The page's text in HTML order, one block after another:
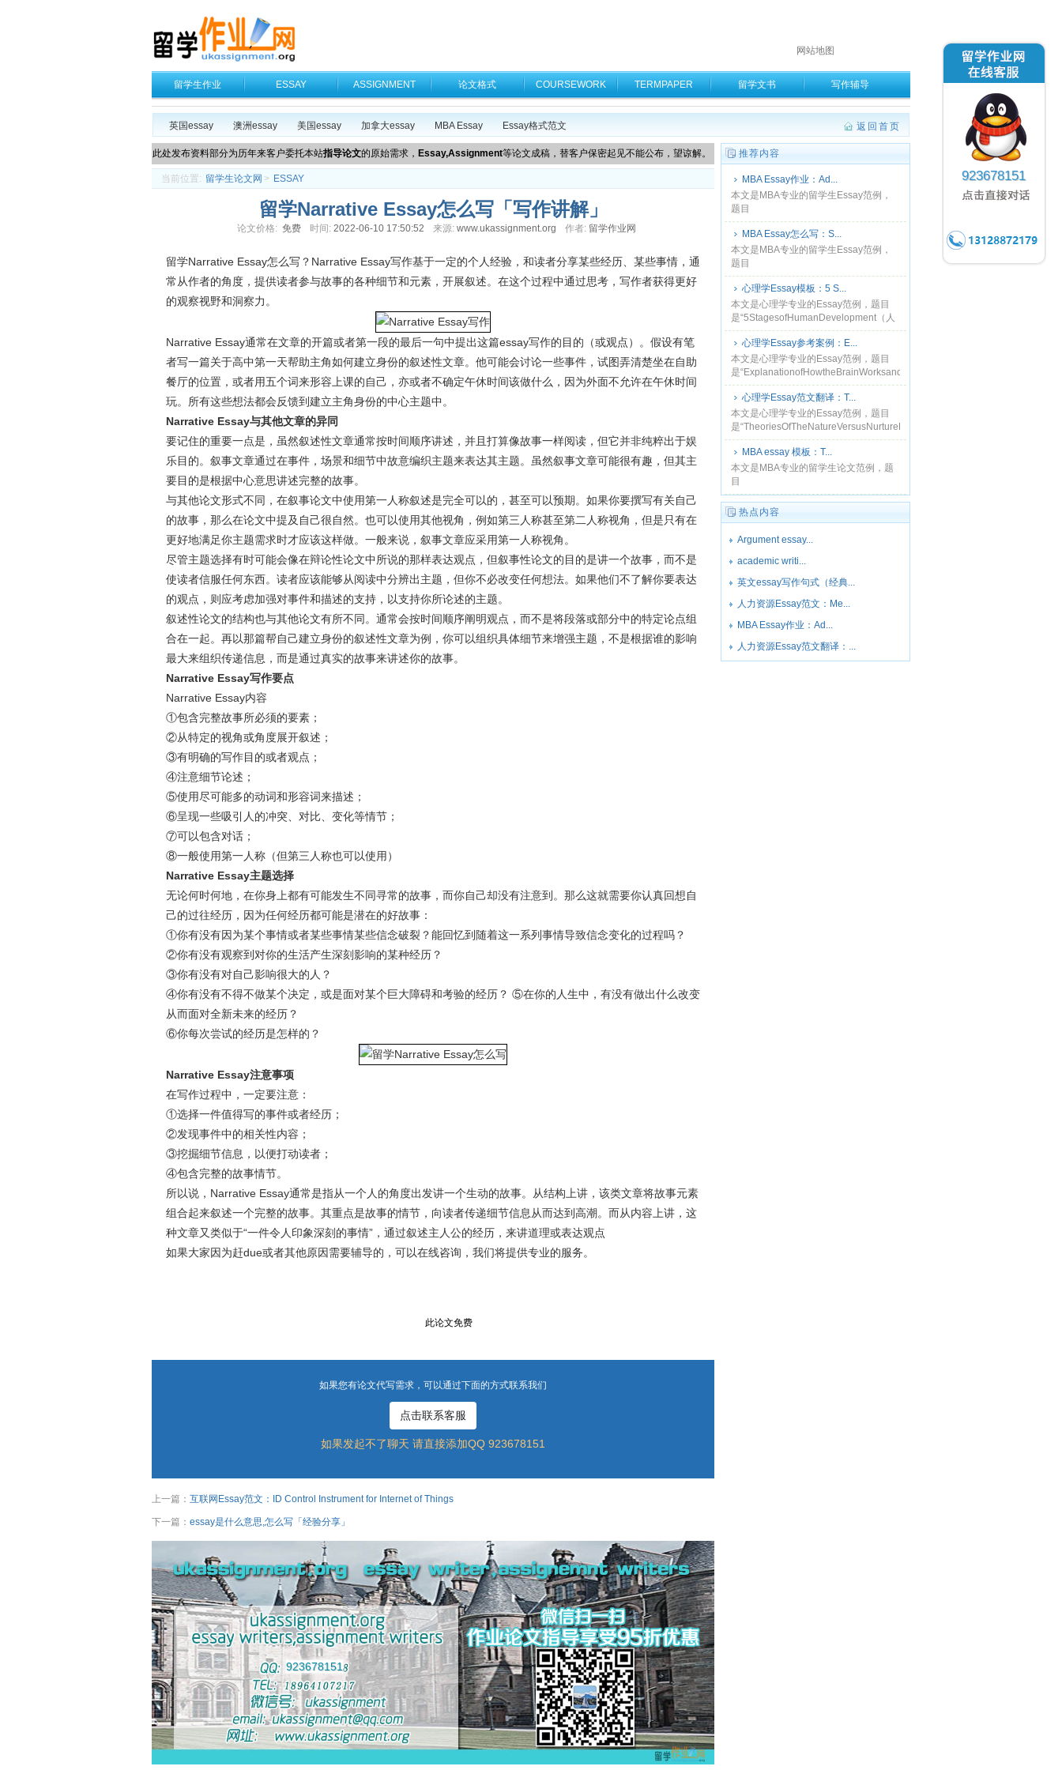
网站地图
留学生作业 ESSAY ASSIGNMENT 论文格式 COURSEWORK TERMPAPER 留学文书 写作辅导
英国essay 澳洲essay 美国essay 加拿大essay MBA Essay Essay格式范文 返回首页
此处发布资料部分为历年来客户委托本站指导论文的原始需求， Essay,Assignment等论文成稿，替客户保密起见不能公布，望谅解。
当前位置: 留学生论文网 > ESSAY
留学Narrative Essay怎么写「写作讲解」
论文价格: 免费 时间: 2022-06-10 17:50:52 来源: www.ukassignment.org 作者: 留学作业网
留学Narrative Essay怎么写？Narrative Essay写作基于一定的个人经验，和读者分享某些经历、某些事情，通
常从作者的角度，提供读者参与故事的各种细节和元素，开展叙述。在这个过程中通过思考，写作者获得更好
的观察视野和洞察力。
Narrative Essay通常在文章的开篇或者第一段的最后一句中提出这篇essay写作的目的（或观点）。假设有笔
者写一篇关于高中第一天帮助主角如何建立身份的叙述性文章。他可能会讨论一些事件，试图弄清楚坐在自助
餐厅的位置，或者用五个词来形容上课的自己，亦或者不确定午休时间该做什么，因为外面不允许在午休时间
玩。所有这些想法都会反馈到建立主角身份的中心主题中。
Narrative Essay与其他文章的异同
要记住的重要一点是，虽然叙述性文章通常按时间顺序讲述，并且打算像故事一样阅读，但它并非纯粹出于娱
乐目的。叙事文章通过在事件，场景和细节中故意编织主题来表达其主题。虽然叙事文章可能很有趣，但其主
要目的是根据中心意思讲述完整的故事。
与其他论文形式不同，在叙事论文中使用第一人称叙述是完全可以的，甚至可以预期。如果你要撰写有关自己
的故事，那么在论文中提及自己很自然。也可以使用其他视角，例如第三人称甚至第二人称视角，但是只有在
更好地满足你主题需求时才应该这样做。一般来说，叙事文章应采用第一人称视角。
尽管主题选择有时可能会像在辩论性论文中所说的那样表达观点，但叙事性论文的目的是讲一个故事，而不是
使读者信服任何东西。读者应该能够从阅读中分辨出主题，但你不必改变任何想法。如果他们不了解你要表达
的观点，则应考虑加强对事件和描述的支持，以支持你所论述的主题。
叙述性论文的结构也与其他论文有所不同。通常会按时间顺序阐明观点，而不是将段落或部分中的特定论点组
合在一起。再以那篇帮自己建立身份的叙述性文章为例，你可以组织具体细节来增强主题，不是根据谁的影响
最大来组织传递信息，而是通过真实的故事来讲述你的故事。
Narrative Essay写作要点
Narrative Essay内容
①包含完整故事所必须的要素；
②从特定的视角或角度展开叙述；
③有明确的写作目的或者观点；
④注意细节论述；
⑤使用尽可能多的动词和形容词来描述；
⑥呈现一些吸引人的冲突、对比、变化等情节；
⑦可以包含对话；
⑧一般使用第一人称（但第三人称也可以使用）
Narrative Essay主题选择
无论何时何地，在你身上都有可能发生不同寻常的故事，而你自己却没有注意到。那么这就需要你认真回想自
己的过往经历，因为任何经历都可能是潜在的好故事：
①你有没有因为某个事情或者某些事情某些信念破裂？能回忆到随着这一系列事情导致信念变化的过程吗？
②你有没有观察到对你的生活产生深刻影响的某种经历？
③你有没有对自己影响很大的人？
④你有没有不得不做某个决定，或是面对某个巨大障碍和考验的经历？ ⑤在你的人生中，有没有做出什么改变
从而面对全新未来的经历？
⑥你每次尝试的经历是怎样的？
Narrative Essay注意事项
在写作过程中，一定要注意：
①选择一件值得写的事件或者经历；
②发现事件中的相关性内容；
③挖掘细节信息，以便打动读者；
④包含完整的故事情节。
所以说，Narrative Essay通常是指从一个人的角度出发讲一个生动的故事。从结构上讲，该类文章将故事元素
组合起来叙述一个完整的故事。其重点是故事的情节，向读者传递细节信息从而达到高潮。而从内容上讲，这
种文章又类似于“一件令人印象深刻的事情”，通过叙述主人公的经历，来讲道理或表达观点
如果大家因为赶due或者其他原因需要辅导的，可以在线咨询，我们将提供专业的服务。
此论文免费
如果您有论文代写需求，可以通过下面的方式联系我们
点击联系客服
如果发起不了聊天 请直接添加QQ 923678151
上一篇： 互联网Essay范文：ID Control Instrument for Internet of Things
下一篇： essay是什么意思,怎么写「经验分享」
923678151
推荐内容
MBA Essay作业：Ad...
本文是MBA专业的留学生Essay范例，
题目
是“AdvantagesandDisadvantagesoftheSERVQUALModel（SERVQUAL
模型的......
MBA Essay怎么写：S...
​本文是MBA专业的留学生Essay范例，
题目
是“SafeguardsAgainstSexualAbuseofFemaleWorkersinMNCs（防
止跨国公......
心理学Essay模板：5 S...
​本文是心理学专业的Essay范例，题目
是“5StagesofHumanDevelopment（人
类发展的5个阶段）”，社会、身体、情
感、认知和文化的变化贯穿个......
心理学Essay参考案例：E...
本文是心理学专业的Essay范例，题目
是“ExplanationofHowtheBrainWorksandHowChangescanaffectBehaviou......
心理学Essay范文翻译：T...
本文是心理学专业的Essay范例，题目
是“TheoriesOfTheNatureVersusNurtureDebate（心
理学中的意识理解）”，先天与后天的争
论......MBA essay 模板：T...
​本文是MBA专业的留学生论文范例，题
目
是“TheCustomerSatisfactionModel（顾
客满意度模型）”本章将描述因变量顾客
满意如何与自变量感知......
热点内容
Argument essay...
academic writi...
英文essay写作句式（经典...
人力资源Essay范文：Me...
MBA Essay作业：Ad...
人力资源Essay范文翻译：...
923678151